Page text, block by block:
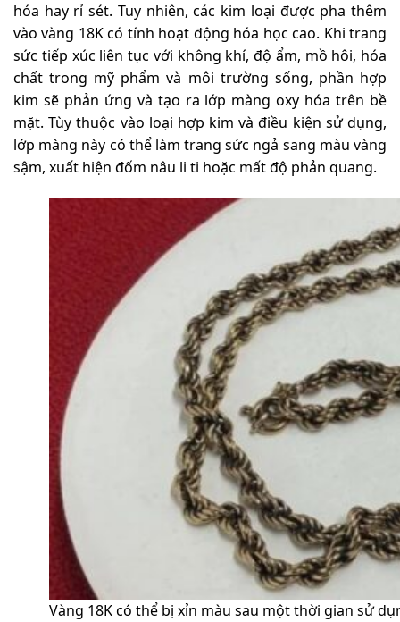
hóa hay rỉ sét. Tuy nhiên, các kim loại được pha thêm
vào vàng 18K có tính hoạt động hóa học cao. Khi trang
sức tiếp xúc liên tục với không khí, độ ẩm, mồ hôi, hóa
chất trong mỹ phẩm và môi trường sống, phần hợp
kim sẽ phản ứng và tạo ra lớp màng oxy hóa trên bề
mặt. Tùy thuộc vào loại hợp kim và điều kiện sử dụng,
lớp màng này có thể làm trang sức ngả sang màu vàng
sậm, xuất hiện đốm nâu li ti hoặc mất độ phản quang.
Vàng 18K có thể bị xỉn màu sau một thời gian sử